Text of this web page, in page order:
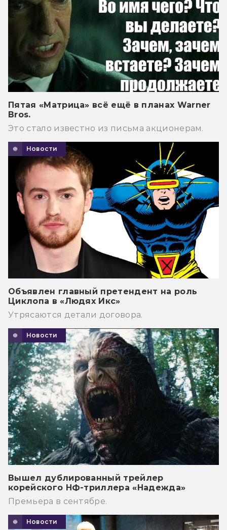
Пятая «Матрица» всё ещё в планах Warner
Bros.
Это стало известно из письма акционерам.
Новости
Объявлен главный претендент на роль
Циклопа в «Людях Икс»
Утрясаются детали договора.
Новости
Вышел дублированный трейлер
корейского НФ-триллера «Надежда»
Премьера в сентябре.
Новости